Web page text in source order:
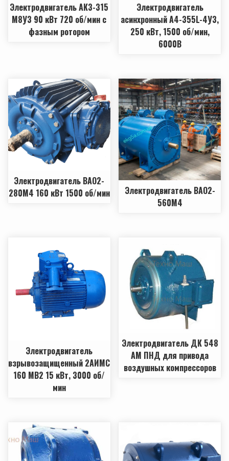
Электродвигатель АКЗ-315
М8У3 90 кВт 720 об/мин с
фазным ротором
Электродвигатель
асинхронный А4-355L-4У3,
250 кВт, 1500 об/мин,
6000В
Электродвигатель ВАО2-
280М4 160 кВт 1500 об/мин
Электродвигатель ВАО2-
560М4
Электродвигатель
взрывозащищенный 2АИМС
160 МВ2 15 кВт, 3000 об/
мин
Электродвигатель ДК 548
АМ ПНД для привода
воздушных компрессоров